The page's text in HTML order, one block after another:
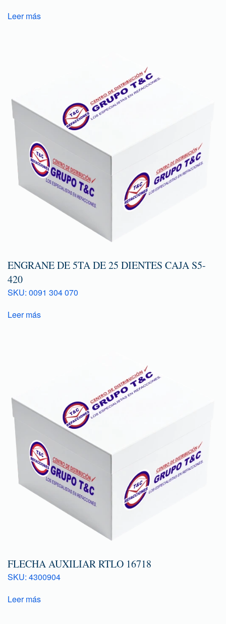
Leer más
ENGRANE DE 5TA DE 25 DIENTES CAJA S5-
420
SKU: 0091 304 070
Leer más
FLECHA AUXILIAR RTLO 16718
SKU: 4300904
Leer más